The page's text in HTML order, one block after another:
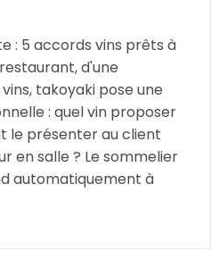
: 5 accords vins prêts à
d'une
takoyaki pose une
: quel vin proposer
le présenter au client
en salle ? Le sommelier
automatiquement à